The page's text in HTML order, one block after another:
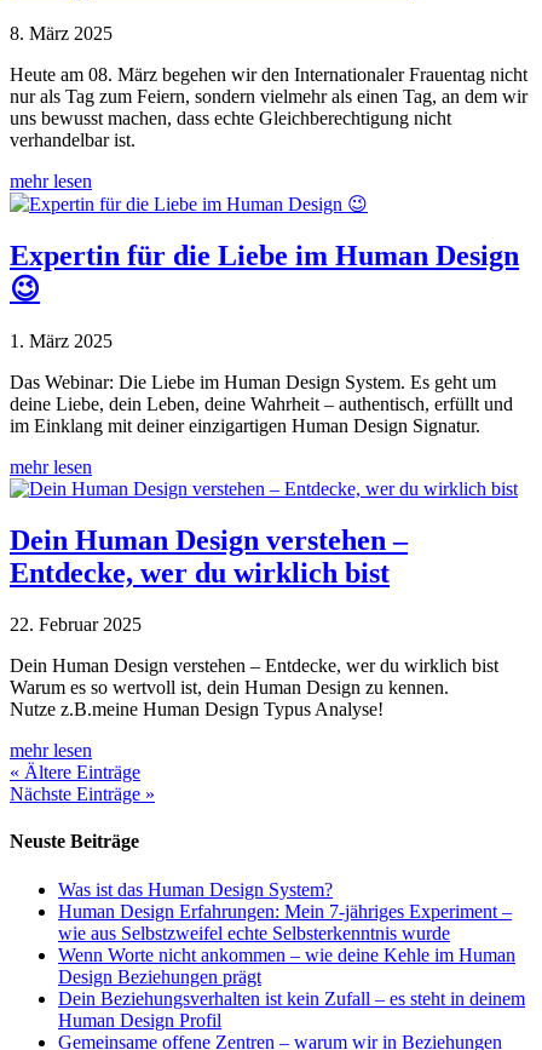
8. März 2025
Heute am 08. März begehen wir den Internationaler Frauentag nicht
nur als Tag zum Feiern, sondern vielmehr als einen Tag, an dem wir
uns bewusst machen, dass echte Gleichberechtigung nicht
verhandelbar ist.
mehr lesen
Expertin für die Liebe im Human Design
😉
1. März 2025
Das Webinar: Die Liebe im Human Design System. Es geht um
deine Liebe, dein Leben, deine Wahrheit – authentisch, erfüllt und
im Einklang mit deiner einzigartigen Human Design Signatur.
mehr lesen
Dein Human Design verstehen –
Entdecke, wer du wirklich bist
22. Februar 2025
Dein Human Design verstehen – Entdecke, wer du wirklich bist
Warum es so wertvoll ist, dein Human Design zu kennen.
Nutze z.B.meine Human Design Typus Analyse!
mehr lesen
« Ältere Einträge
Nächste Einträge »
Neuste Beiträge
Was ist das Human Design System?
Human Design Erfahrungen: Mein 7-jähriges Experiment –
wie aus Selbstzweifel echte Selbsterkenntnis wurde
Wenn Worte nicht ankommen – wie deine Kehle im Human
Design Beziehungen prägt
Dein Beziehungsverhalten ist kein Zufall – es steht in deinem
Human Design Profil
Gemeinsame offene Zentren – warum wir in Beziehungen